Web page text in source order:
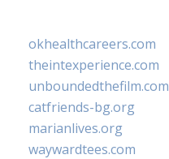
okhealthcareers.com
theintexperience.com
unboundedthefilm.com
catfriends-bg.org
marianlives.org
waywardtees.com